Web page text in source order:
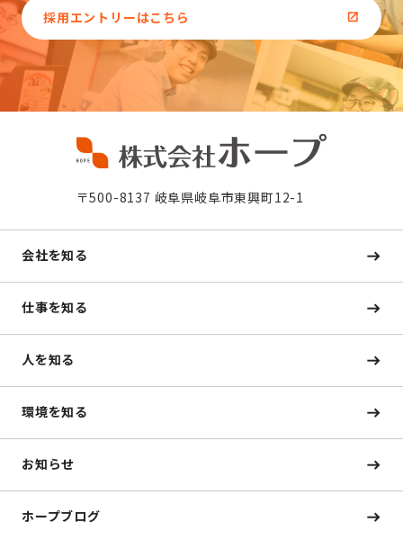
採用エントリーはこちら
〒500-8137 岐阜県岐阜市東興町12-1
会社を知る
仕事を知る
人を知る
環境を知る
お知らせ
ホープブログ